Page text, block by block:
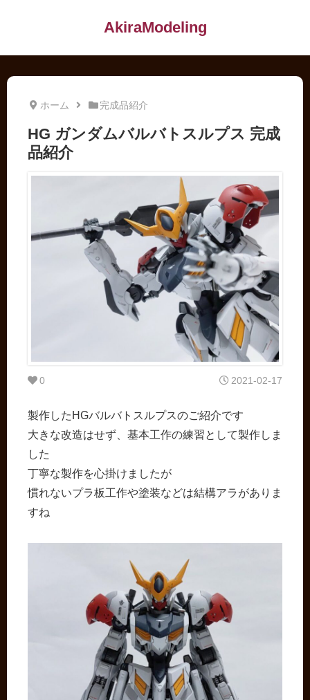
AkiraModeling
ホーム 完成品紹介
HG ガンダムバルバトスルプス 完成
品紹介
0 2021-02-17
製作したHGバルバトスルプスのご紹介です
大きな改造はせず、基本工作の練習として製作しま
した
丁寧な製作を心掛けましたが
慣れないプラ板工作や塗装などは結構アラがありま
すね